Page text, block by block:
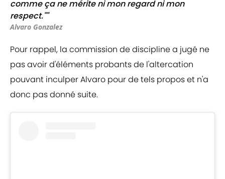
comme ça ne mérite ni mon regard ni mon
respect.""
Alvaro Gonzalez
Pour rappel, la commission de discipline a jugé ne
pas avoir d'éléments probants de l'altercation
pouvant inculper Alvaro pour de tels propos et n'a
donc pas donné suite.